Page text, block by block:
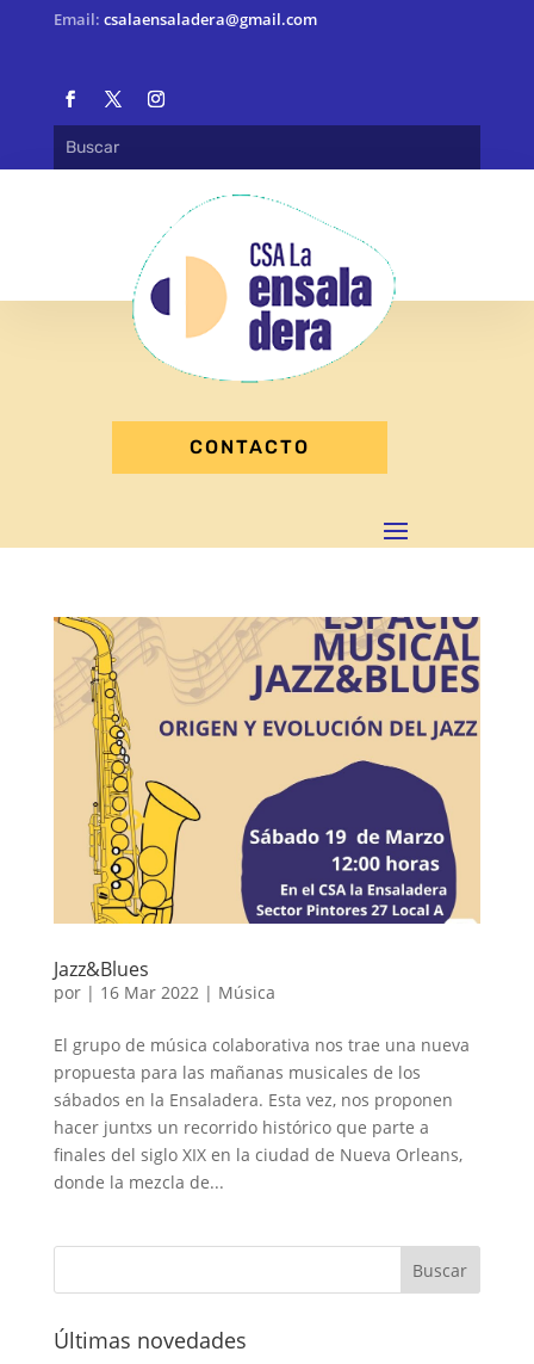
Email: csalaensaladera@gmail.com
CONTACTO
Jazz&Blues
por | 16 Mar 2022| Música
El grupo de música colaborativa nos trae una nueva
propuesta para las mañanas musicales de los
sábados en la Ensaladera. Esta vez, nos proponen
hacer juntxs un recorrido histórico que parte a
finales del siglo XIX en la ciudad de Nueva Orleans,
donde la mezcla de...
Últimas novedades